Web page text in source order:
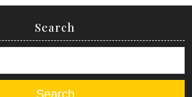
Search
Search